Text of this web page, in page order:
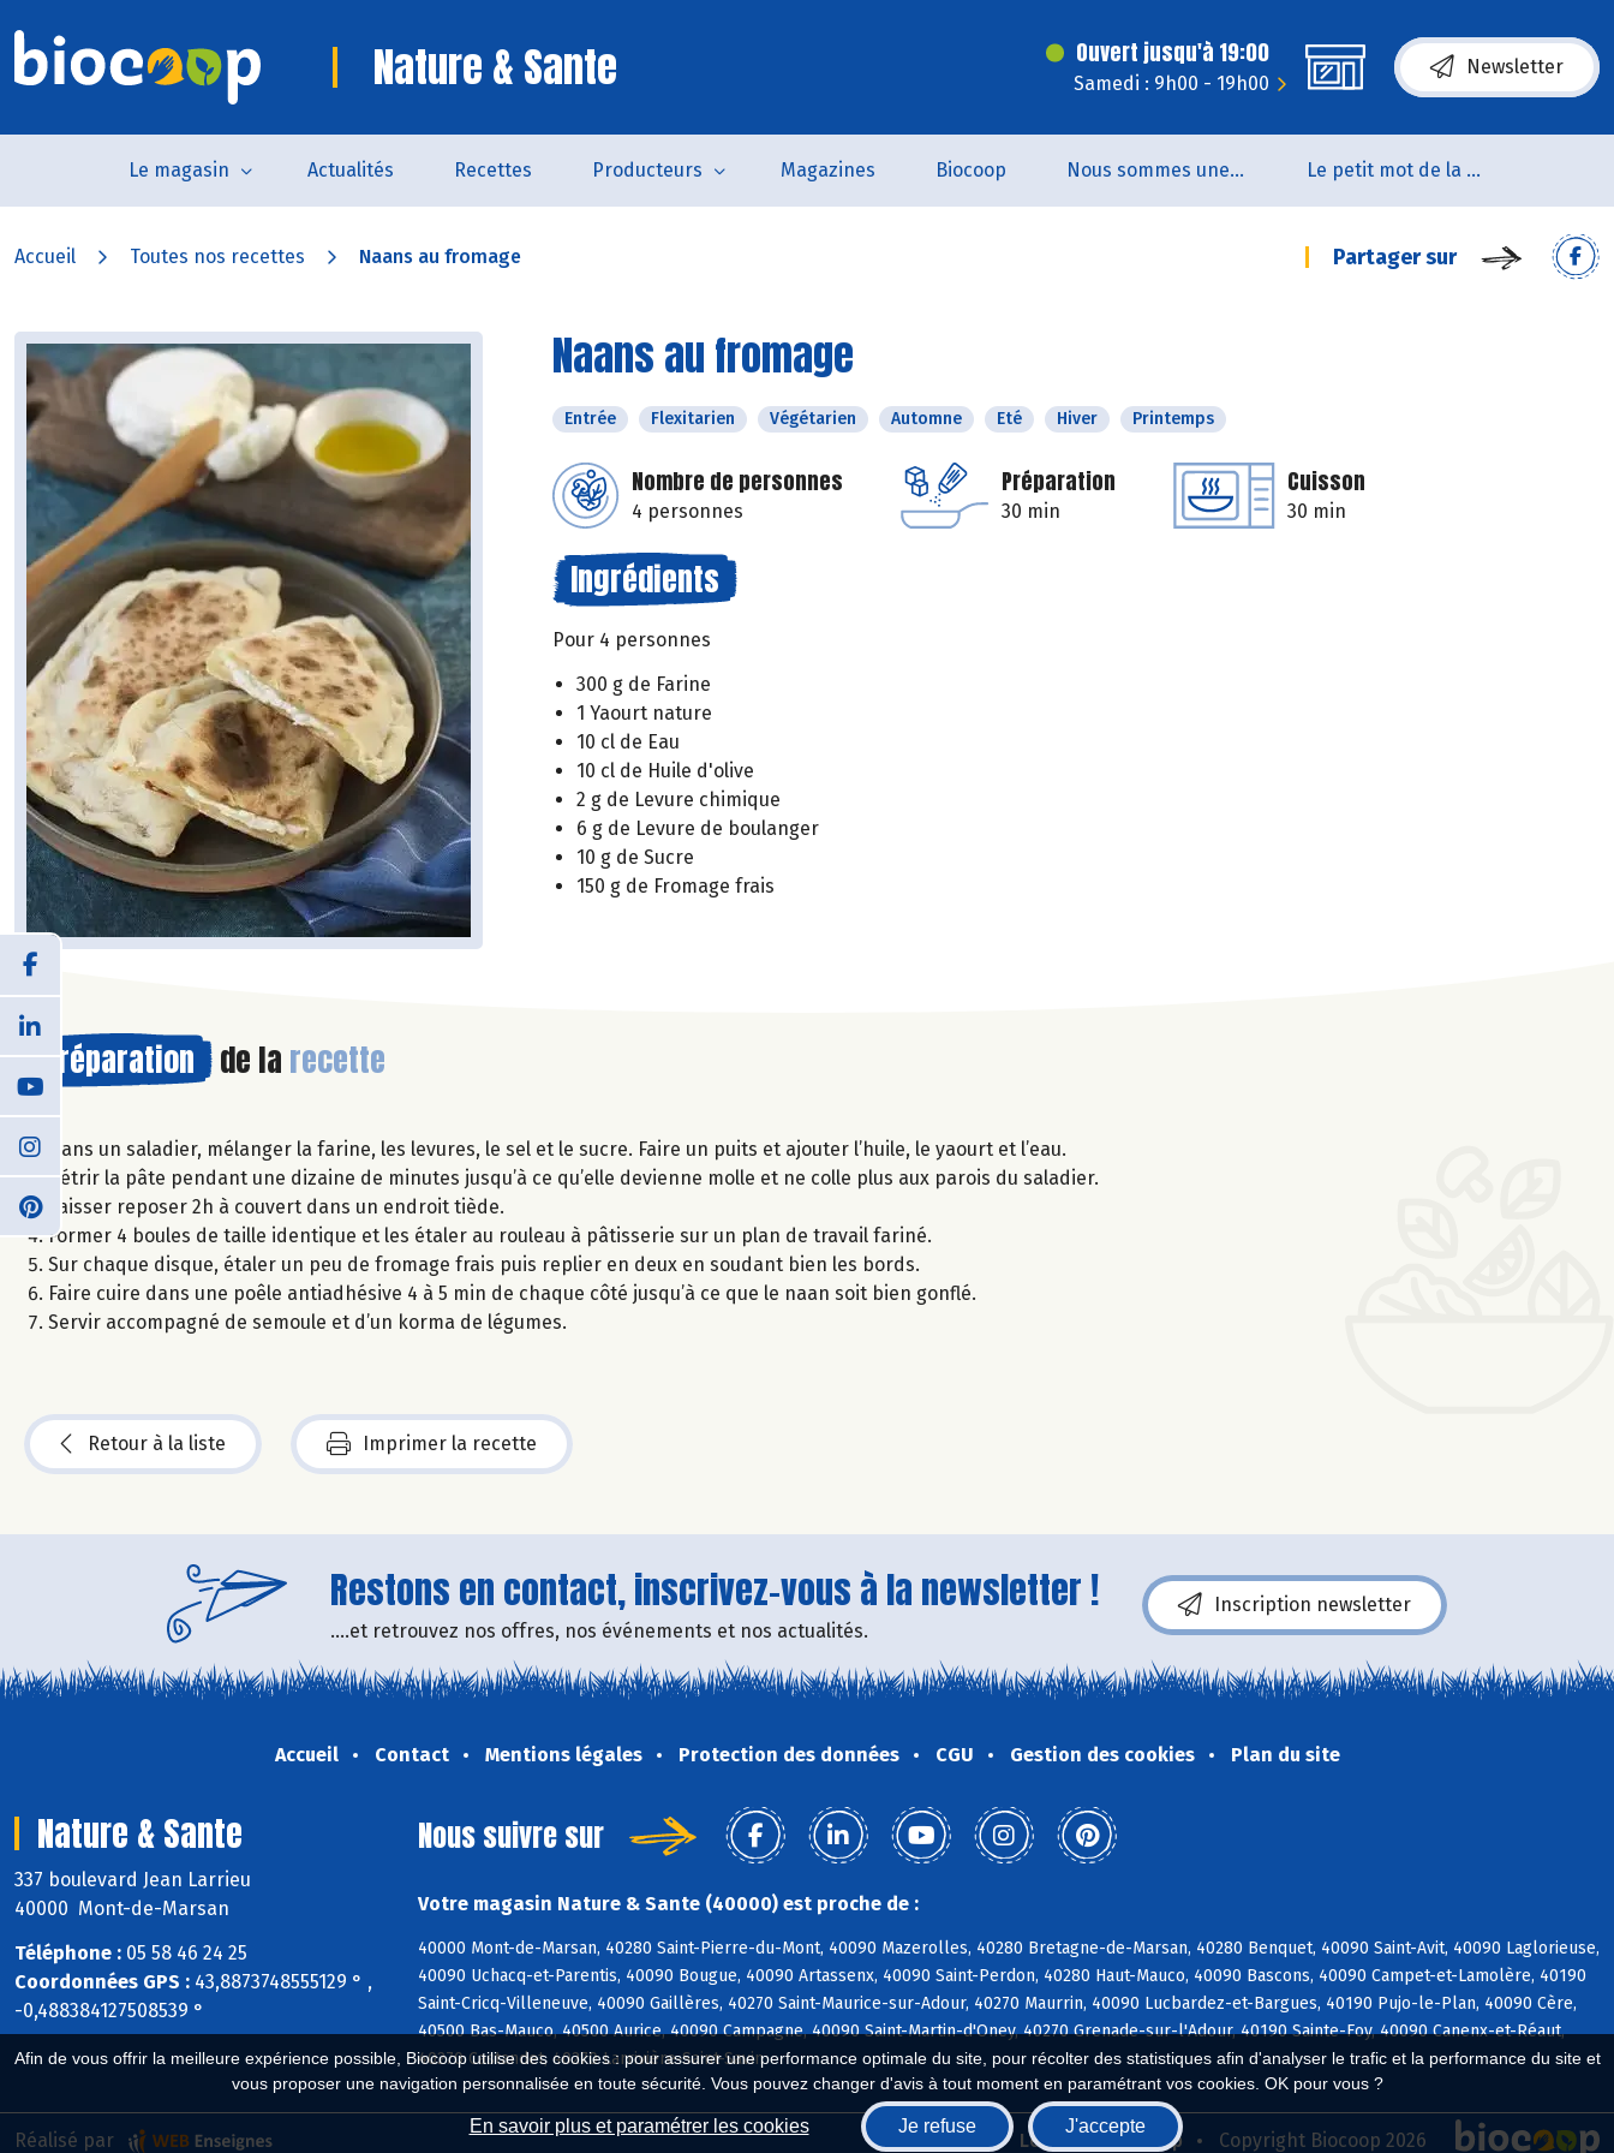
Afin de vous offrir la meilleure expérience possible, Biocoop utilise des cookies : pour assurer une performance optimale du site, pour récolter des statistiques afin d'analyser le trafic et la performance du site et
vous proposer une navigation personnalisée en toute sécurité. Vous pouvez changer d'avis à tout moment en paramétrant vos cookies. OK pour vous ?
En savoir plus et paramétrer les cookies Je refuse J'accepte
Nature & Sante Ouvert jusqu'à 19:00
Samedi : 9h00 - 19h00
Newsletter
Le magasin Actualités Recettes Producteurs Magazines Biocoop Nous sommes une coopérative de salarié.es Le petit mot de la naturo
Accueil Toutes nos recettes Naans au fromage Partager sur
Naans au fromage
Entrée Flexitarien Végétarien Automne Eté Hiver Printemps
Nombre de personnes
4 personnes
Préparation
30 min
Cuisson
30 min
Ingrédients
Pour 4 personnes
300 g de Farine
1 Yaourt nature
10 cl de Eau
10 cl de Huile d'olive
2 g de Levure chimique
6 g de Levure de boulanger
10 g de Sucre
150 g de Fromage frais
Préparation de la recette
Dans un saladier, mélanger la farine, les levures, le sel et le sucre. Faire un puits et ajouter l’huile, le yaourt et l’eau.
Pétrir la pâte pendant une dizaine de minutes jusqu’à ce qu’elle devienne molle et ne colle plus aux parois du saladier.
Laisser reposer 2h à couvert dans un endroit tiède.
Former 4 boules de taille identique et les étaler au rouleau à pâtisserie sur un plan de travail fariné.
Sur chaque disque, étaler un peu de fromage frais puis replier en deux en soudant bien les bords.
Faire cuire dans une poêle antiadhésive 4 à 5 min de chaque côté jusqu’à ce que le naan soit bien gonflé.
Servir accompagné de semoule et d’un korma de légumes.
Retour à la liste Imprimer la recette
Restons en contact, inscrivez-vous à la newsletter !
....et retrouvez nos offres, nos événements et nos actualités.
Inscription newsletter
Accueil Contact Mentions légales Protection des données CGU Gestion des cookies Plan du site
Nature & Sante
337 boulevard Jean Larrieu
40000 Mont-de-Marsan
Téléphone : 05 58 46 24 25
Coordonnées GPS : 43,8873748555129 ° ,
-0,488384127508539 °
Nous suivre sur
Votre magasin Nature & Sante (40000) est proche de :
40000 Mont-de-Marsan, 40280 Saint-Pierre-du-Mont, 40090 Mazerolles, 40280 Bretagne-de-Marsan, 40280 Benquet, 40090 Saint-Avit, 40090 Laglorieuse,
40090 Uchacq-et-Parentis, 40090 Bougue, 40090 Artassenx, 40090 Saint-Perdon, 40280 Haut-Mauco, 40090 Bascons, 40090 Campet-et-Lamolère, 40190
Saint-Cricq-Villeneuve, 40090 Gaillères, 40270 Saint-Maurice-sur-Adour, 40270 Maurrin, 40090 Lucbardez-et-Bargues, 40190 Pujo-le-Plan, 40090 Cère,
40500 Bas-Mauco, 40500 Aurice, 40090 Campagne, 40090 Saint-Martin-d'Oney, 40270 Grenade-sur-l'Adour, 40190 Sainte-Foy, 40090 Canenx-et-Réaut,
40270 Castandet, 40270 Larrivière-Saint-Savin
Biocoop.fr Le réseau Biocoop Copyright Biocoop 2026
Réalisé par